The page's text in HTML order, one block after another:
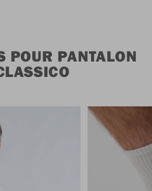
POUR PANTALON